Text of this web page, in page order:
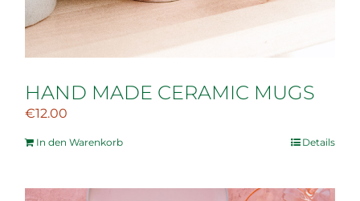
HAND MADE CERAMIC MUGS
€12.00
In den Warenkorb Details